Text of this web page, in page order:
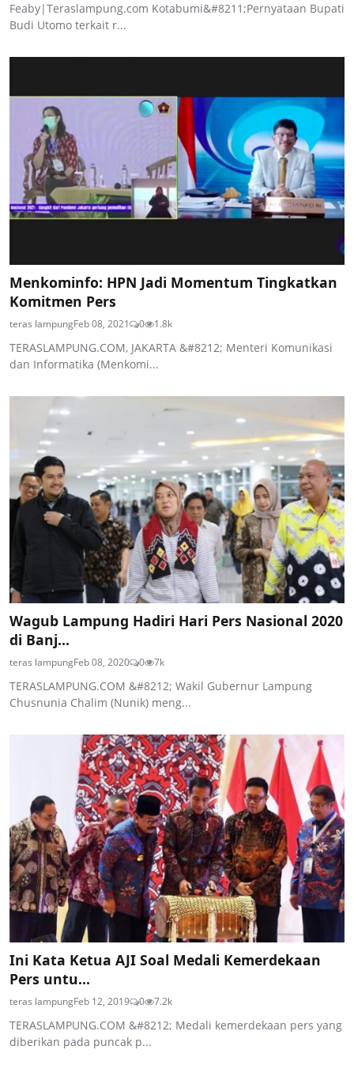
Feaby|Teraslampung.com Kotabumi&#8211;Pernyataan Bupati
Budi Utomo ‎terkait r...
Menkominfo: HPN Jadi Momentum Tingkatkan
Komitmen Pers
teras lampungFeb 08, 2021 0 1.8k
TERASLAMPUNG.COM, JAKARTA &#8212; Menteri Komunikasi
dan Informatika (Menkomi...
Wagub Lampung Hadiri Hari Pers Nasional 2020
di Banj...
teras lampungFeb 08, 2020 0 7k
TERASLAMPUNG.COM &#8212; Wakil Gubernur Lampung
Chusnunia Chalim (Nunik) meng...
Ini Kata Ketua AJI Soal Medali Kemerdekaan
Pers untu...
teras lampungFeb 12, 2019 0 7.2k
TERASLAMPUNG.COM &#8212; Medali kemerdekaan pers yang
diberikan pada puncak p...